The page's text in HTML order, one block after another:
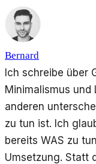
Bernard
Ich schreibe über
Minimalismus und
anderen
zu tun ist. Ich
bereits WAS zu
Umsetzung. Statt